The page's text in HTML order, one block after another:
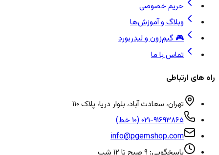
حریم خصوصی
وبلاگ و آموزش‌ها
🎮 گیم‌زون و لیدربورد
تماس با ما
راه های ارتباطی
تهران، سعادت آباد، بلوار دریا، پلاک ۱۱۰
۰۲۱-۹۱۶۹۳۸۶۵ (۱۰ خط)
info@pgemshop.com